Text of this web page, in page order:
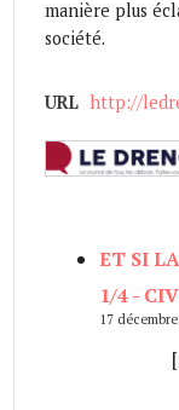
manière plus
société.
URL http://
ET SI
1/4 -
17